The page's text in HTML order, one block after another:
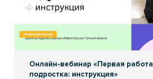
ПРОФОРИЕНТАЦИЯ
Онлайн-вебинар «Первая работа
подростка: инструкция»